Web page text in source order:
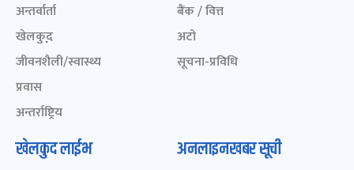
अन्तर्वार्ता
खेलकुद़़
जीवनशैली/स्वास्थ्य
प्रवास
अन्तर्राष्ट्रिय
बैंक / वित्त
अटो
सूचना-प्रविधि
खेलकुद लाईभ अनलाइनखबर सूची